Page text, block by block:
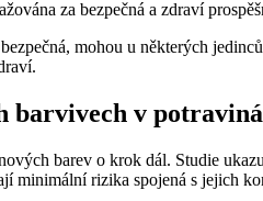
za bezpečná a zdraví
mohou u některých
barvivech v
barev o krok dál. Studie
minimální rizika spojená s jejich